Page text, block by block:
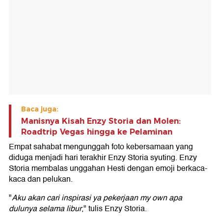
Baca juga:
Manisnya Kisah Enzy Storia dan Molen:
Roadtrip Vegas hingga ke Pelaminan
Empat sahabat mengunggah foto kebersamaan yang
diduga menjadi hari terakhir Enzy Storia syuting. Enzy
Storia membalas unggahan Hesti dengan emoji berkaca-
kaca dan pelukan.
"Aku akan cari inspirasi ya pekerjaan my own apa
dulunya selama libur," tulis Enzy Storia.